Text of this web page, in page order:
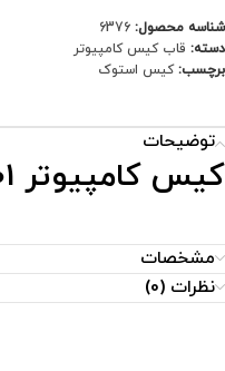
شناسه محصول: 6376
دسته: قاب کیس کامپیوتر
برچسب: کیس استوک
توضیحات
کیس کامپیوتر ASUS Prime AP 201
مشخصات
نظرات (0)